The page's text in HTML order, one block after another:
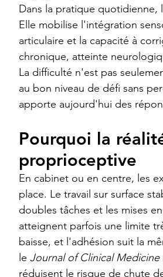
Dans la pratique quotidienne,
Elle mobilise l'intégration
articulaire et la capacité à
chronique, atteinte
La difficulté n'est pas
au bon niveau de défi sans
apporte aujourd'hui des
Pourquoi la
proprioceptive
En cabinet ou en centre, les
place. Le travail sur surface
doubles tâches et les mises
atteignent parfois une limite
baisse, et l'adhésion suit la
le Journal of Clinical Medicine
réduisent le risque de chute